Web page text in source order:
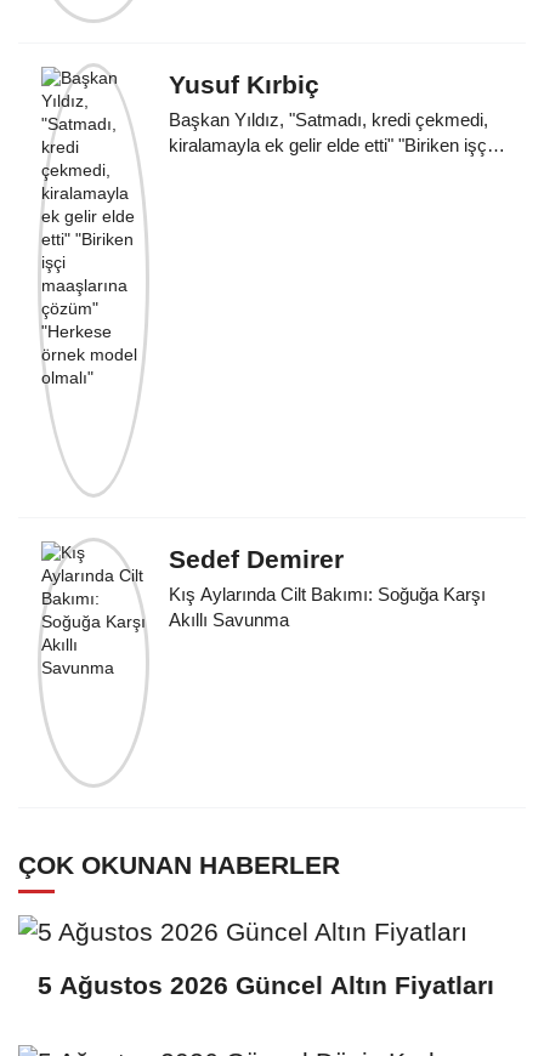
Yusuf Kırbiç
Başkan Yıldız, "Satmadı, kredi çekmedi,
kiralamayla ek gelir elde etti" "Biriken işçi
Sedef Demirer
Kış Aylarında Cilt Bakımı: Soğuğa Karşı
Akıllı Savunma
ÇOK OKUNAN HABERLER
5 Ağustos 2026 Güncel Altın Fiyatları